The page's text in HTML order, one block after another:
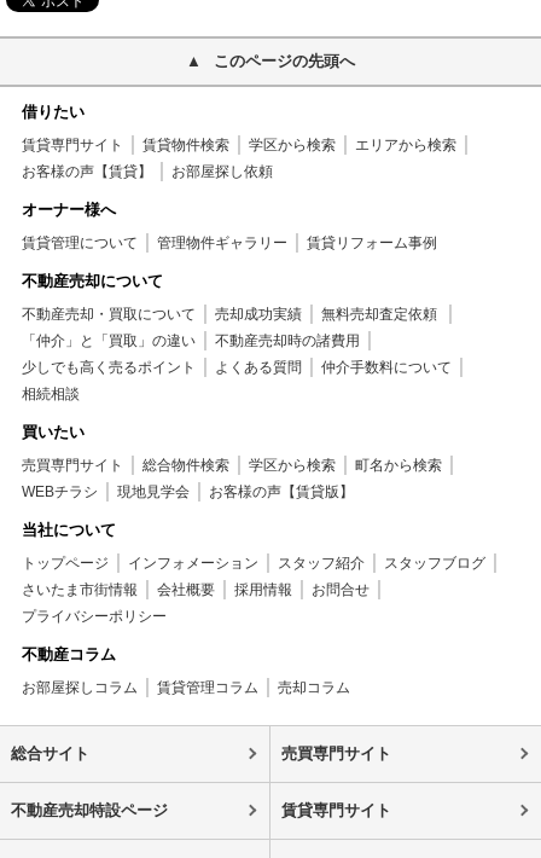
このページの先頭へ
借りたい
賃貸専門サイト 賃貸物件検索 学区から検索
エリアから検索
お客様の声【賃貸】
お部屋探し依頼
オーナー様へ
賃貸管理について 管理物件ギャラリー 賃貸リフォーム事例
不動産売却について
不動産売却・買取について 売却成功実績
無料売却査定依頼
「仲介」と「買取」の違い
不動産売却時の諸費用
少しでも高く売るポイント
よくある質問
仲介手数料について
相続相談
買いたい
売買専門サイト 総合物件検索 学区から検索
町名から検索
WEBチラシ
現地見学会 お客様の声【賃貸版】
当社について
トップページ インフォメーション スタッフ紹介
スタッフブログ
さいたま市街情報
会社概要 採用情報
お問合せ
プライバシーポリシー
不動産コラム
お部屋探しコラム 賃貸管理コラム 売却コラム
総合サイト 売買専門サイト
不動産売却特設ページ 賃貸専門サイト